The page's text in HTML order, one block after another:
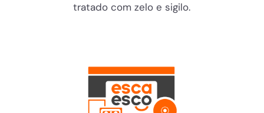
tratado com zelo e sigilo.